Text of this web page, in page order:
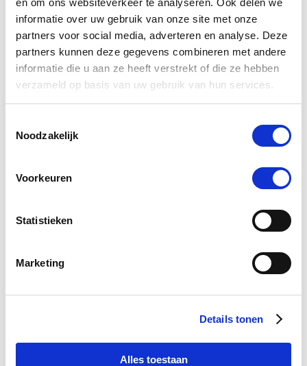
informatie over uw gebruik van onze site met onze
partners voor social media, adverteren en analyse. Deze
partners kunnen deze gegevens combineren met andere
informatie die u aan ze heeft verstrekt of die ze hebben
verzameld op basis van uw gebruik van hun services.
Noodzakelijk
Voorkeuren
Statistieken
Marketing
Details tonen
Alles toestaan
Anderen kochten ook
Voeg toe aan winkeltas